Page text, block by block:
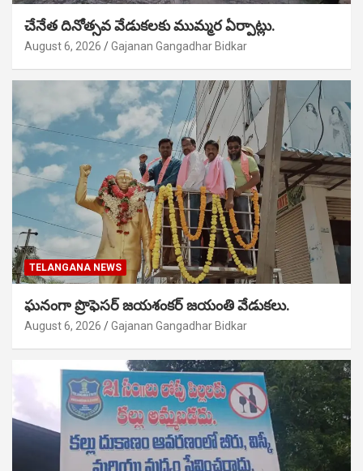
చేనేత దినోత్సవ వేడుకలకు ముమ్మర ఏర్పాట్లు.
August 6, 2026 Gajanan Gangadhar Bidkar
TELANGANA NEWS
ఘనంగా ప్రొఫెసర్ జయశంకర్ జయంతి వేడుకలు.
August 6, 2026 Gajanan Gangadhar Bidkar